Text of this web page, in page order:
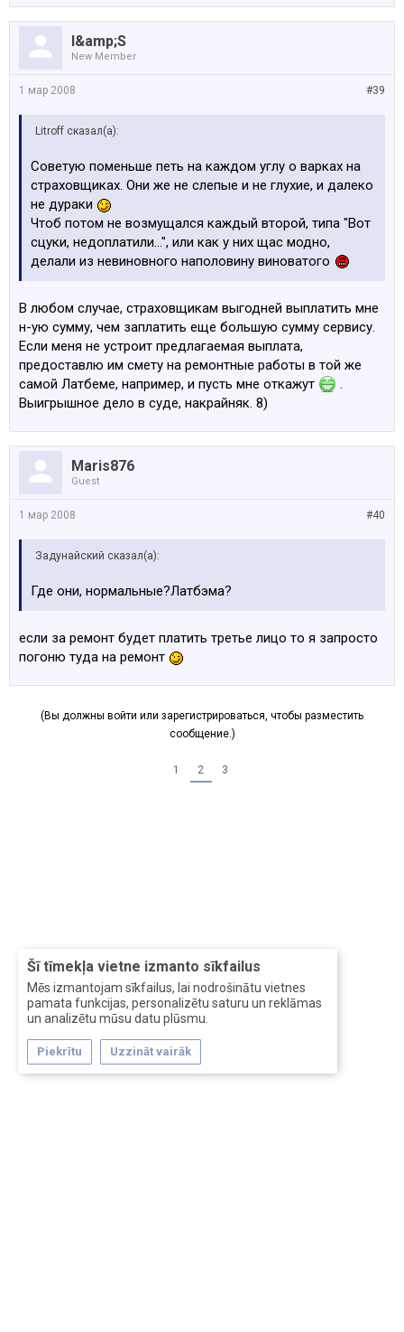
Šī tīmekļa vietne izmanto sīkfailus
Mēs izmantojam sīkfailus, lai nodrošinātu vietnes
pamata funkcijas, personalizētu saturu un reklāmas
un analizētu mūsu datu plūsmu.
Piekrītu Uzzināt vairāk
I&amp;S
New Member
#39
1 мар 2008
Litroff сказал(а):
Советую поменьше петь на каждом углу о варках на
страховщиках. Они же не слепые и не глухие, и далеко
не дураки
Чтоб потом не возмущался каждый второй, типа "Вот
сцуки, недоплатили...", или как у них щас модно,
делали из невиновного наполовину виноватого
В любом случае, страховщикам выгодней выплатить мне
н-ую сумму, чем заплатить еще большую сумму сервису.
Если меня не устроит предлагаемая выплата,
предоставлю им смету на ремонтные работы в той же
самой Латбеме, например, и пусть мне откажут
.
Выигрышное дело в суде, накрайняк. 8)
Maris876
Guest
#40
1 мар 2008
Задунайский сказал(а):
Где они, нормальные?Латбэма?
если за ремонт будет платить третье лицо то я запросто
погоню туда на ремонт
(Вы должны войти или зарегистрироваться, чтобы разместить
сообщение.)
1 2 3